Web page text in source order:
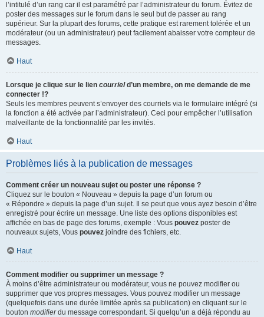
l’intitulé d’un rang car il est paramétré par l’administrateur du forum. Évitez de
poster des messages sur le forum dans le seul but de passer au rang
supérieur. Sur la plupart des forums, cette pratique est rarement tolérée et un
modérateur (ou un administrateur) peut facilement abaisser votre compteur de
messages.
Haut
Lorsque je clique sur le lien courrield’un membre, on me demande de me
connecter !?
Seuls les membres peuvent s’envoyer des courriels via le formulaire intégré (si
la fonction a été activée par l’administrateur). Ceci pour empêcher l’utilisation
malveillante de la fonctionnalité par les invités.
Haut
Problèmes liés à la publication de messages
Comment créer un nouveau sujet ou poster une réponse ?
Cliquez sur le bouton « Nouveau » depuis la page d’un forum ou
« Répondre » depuis la page d’un sujet. Il se peut que vous ayez besoin d’être
enregistré pour écrire un message. Une liste des options disponibles est
affichée en bas de page des forums, exemple : Vous pouvez poster de
nouveaux sujets, Vous pouvez joindre des fichiers, etc.
Haut
Comment modifier ou supprimer un message ?
À moins d’être administrateur ou modérateur, vous ne pouvez modifier ou
supprimer que vos propres messages. Vous pouvez modifier un message
(quelquefois dans une durée limitée après sa publication) en cliquant sur le
bouton modifierdu message correspondant. Si quelqu’un a déjà répondu au